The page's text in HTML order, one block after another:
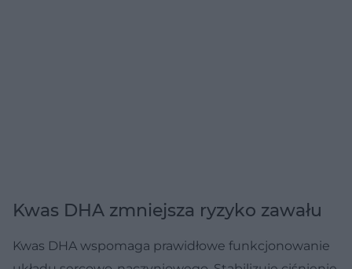
Kwas DHA zmniejsza ryzyko zawału
Kwas DHA wspomaga prawidłowe funkcjonowanie